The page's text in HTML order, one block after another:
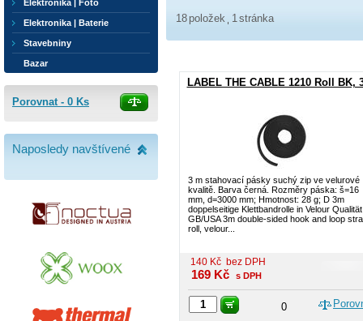
18 položek 1stránka
LABEL THE CABLE 1210 Roll BK,
3 m stahovací pásky suchý zip ve velurové
kvalitě. Barva černá. Rozměry páska: š=16
mm, d=3000 mm; Hmotnost: 28 g; D 3m
doppelseitige Klettbandrolle in Velour
GB/USA 3m double-sided hook and loop
roll, velour...
140 Kč bez DPH
169 Kč s DPH
0
Elektronika | Foto
Elektronika | Baterie
Stavebniny
Bazar
Porovnat - 0 Ks
Naposledy navštívené